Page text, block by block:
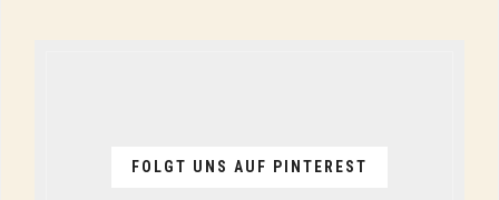
FOLGT UNS AUF PINTEREST